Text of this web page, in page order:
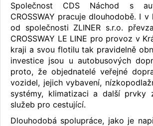
Společnost CDS Náchod s
CROSSWAY pracuje dlouhodobě. I
od společnosti ZLINER s.r.o.
CROSSWAY LE LINE pro provoz v
kraji a svou flotilu tak pravidelně
investice jsou u autobusových
proto, že objednatelé veřejné
vozidel, jejich vybavení,
systémy, klimatizaci a další prvky
služeb pro cestující.
Dlouhodobá spolupráce, jako je